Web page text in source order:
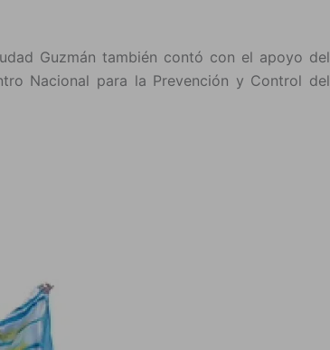
Guzmán también contó con el apoyo del
Nacional para la Prevención y Control del